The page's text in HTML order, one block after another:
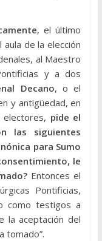
, el último
de la elección
al Maestro
y a dos
Decano, o el
y antigüedad, en
pide el
las siguientes
para Sumo
le
Entonces el
Pontificias,
como testigos a
la aceptación del
tomado”.